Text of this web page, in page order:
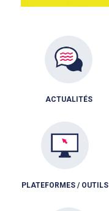
ACTUALITÉS
PLATEFORMES / OUTILS